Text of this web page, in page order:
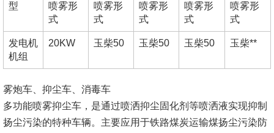
型
喷雾形
式
喷雾形
式
喷雾形
式
喷雾形
式
喷雾形
式
发电机
机组
20KW 玉柴50 玉柴50 玉柴50 玉柴**
雾炮车、抑尘车、消毒车
多功能喷雾抑尘车，是通过喷洒抑尘固化剂等喷洒液实现抑制
扬尘污染的特种车辆。主要应用于铁路煤炭运输煤扬尘污染防